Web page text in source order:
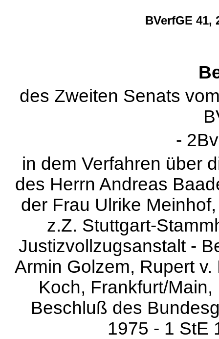
BVerfGE 41,
des Zweiten Senats
-
in dem Verfahren über
des Herrn Andreas
der Frau Ulrike
z.Z. Stuttgart-
Justizvollzugsanstalt -
Armin Golzem, Rupert
Koch, Frankfurt/
Beschluß des
1975 - 1 StE